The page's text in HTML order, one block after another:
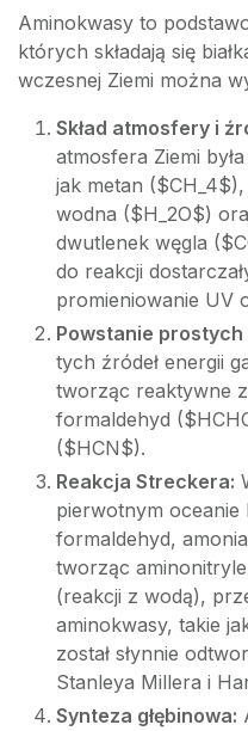
Aminokwasy to
których składają się
wczesnej Ziemi można
Skład atmosfery i
atmosfera Ziemi
jak metan
wodna ($H_2O$)
dwutlenek węgla
do reakcji
promieniowanie UV
Powstanie
tych źródeł energii
tworząc reaktywne
formaldehyd
($HCN$).
Reakcja Streckera:
pierwotnym oceanie
formaldehyd,
tworząc
(reakcji z wodą),
aminokwasy, takie
został słynnie
Stanleya Millera i
Synteza głębinowa: